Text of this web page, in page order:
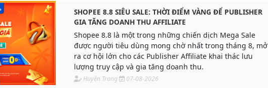
SHOPEE 8.8 SIÊU SALE: THỜI ĐIỂM VÀNG ĐỂ PUBLISHER
GIA TĂNG DOANH THU AFFILIATE
Shopee 8.8 là một trong những chiến dịch Mega Sale
được người tiêu dùng mong chờ nhất trong tháng 8, mở
ra cơ hội lớn cho các Publisher Affiliate khai thác lưu
lượng truy cập và gia tăng doanh thu.
Huyền Trang 07-08-2026